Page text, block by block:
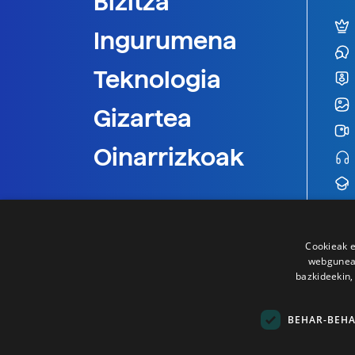
Ingurumena
Teknologia
Gizartea
Oinarrizkoak
Cookieak
BEHAR-